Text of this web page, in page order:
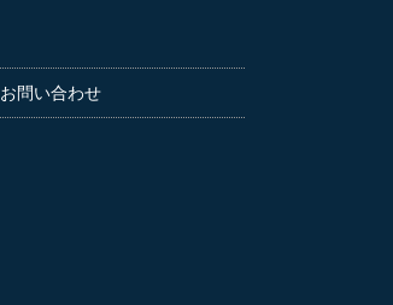
お問い合わせ